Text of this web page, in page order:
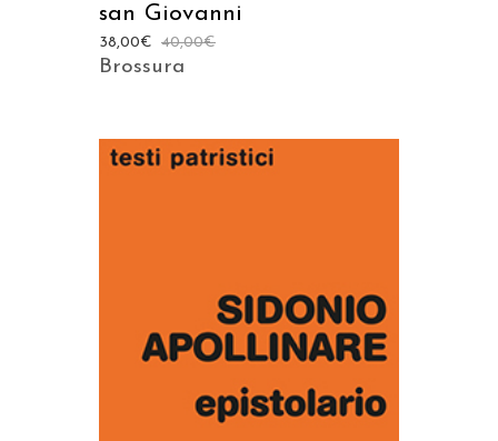
san Giovanni
40,00€
38,00€
Brossura
AGGIUNGI AL CARRELLO